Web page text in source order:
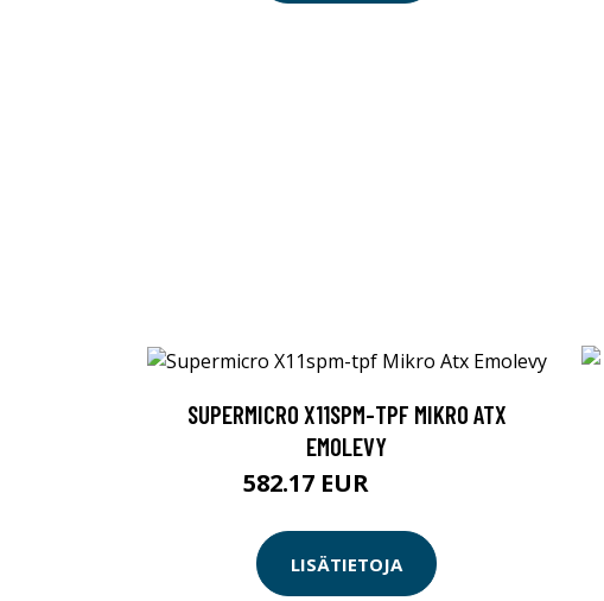
SUPERMICRO X11SPM-TPF MIKRO ATX
EMOLEVY
582.17 EUR
LISÄTIETOJA